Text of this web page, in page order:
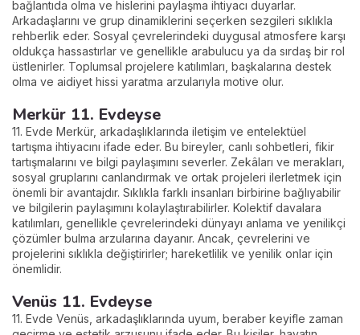
bağlantıda olma ve hislerini paylaşma ihtiyacı duyarlar.
Arkadaşlarını ve grup dinamiklerini seçerken sezgileri sıklıkla
rehberlik eder. Sosyal çevrelerindeki duygusal atmosfere karşı
oldukça hassastırlar ve genellikle arabulucu ya da sırdaş bir rol
üstlenirler. Toplumsal projelere katılımları, başkalarına destek
olma ve aidiyet hissi yaratma arzularıyla motive olur.
Merkür 11. Evdeyse
11. Evde Merkür, arkadaşlıklarında iletişim ve entelektüel
tartışma ihtiyacını ifade eder. Bu bireyler, canlı sohbetleri, fikir
tartışmalarını ve bilgi paylaşımını severler. Zekâları ve merakları,
sosyal gruplarını canlandırmak ve ortak projeleri ilerletmek için
önemli bir avantajdır. Sıklıkla farklı insanları birbirine bağlıyabilir
ve bilgilerin paylaşımını kolaylaştırabilirler. Kolektif davalara
katılımları, genellikle çevrelerindeki dünyayı anlama ve yenilikçi
çözümler bulma arzularına dayanır. Ancak, çevrelerini ve
projelerini sıklıkla değiştirirler; hareketlilik ve yenilik onlar için
önemlidir.
Venüs 11. Evdeyse
11. Evde Venüs, arkadaşlıklarında uyum, beraber keyifle zaman